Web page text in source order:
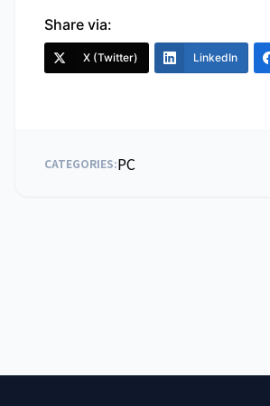
Share via:
X (Twitter) LinkedIn
CATEGORIES:PC